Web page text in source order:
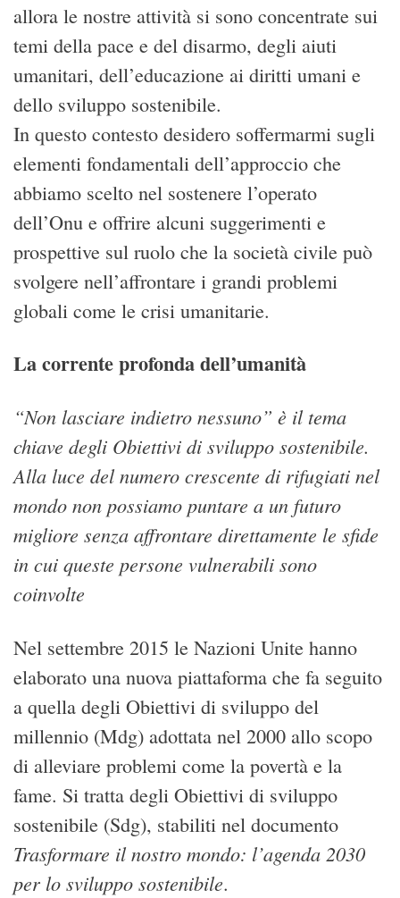
allora le nostre attività si sono concentrate sui
temi della pace e del disarmo, degli aiuti
umanitari, dell’educazione ai diritti umani e
dello sviluppo sostenibile.
In questo contesto desidero soffermarmi sugli
elementi fondamentali dell’approccio che
abbiamo scelto nel sostenere l’operato
dell’Onu e offrire alcuni suggerimenti e
prospettive sul ruolo che la società civile può
svolgere nell’affrontare i grandi problemi
globali come le crisi umanitarie.
La corrente profonda dell’umanità
“Non lasciare indietro nessuno” è il tema
chiave degli Obiettivi di sviluppo sostenibile.
Alla luce del numero crescente di rifugiati nel
mondo non possiamo puntare a un futuro
migliore senza affrontare direttamente le sfide
in cui queste persone vulnerabili sono
coinvolte
Nel settembre 2015 le Nazioni Unite hanno
elaborato una nuova piattaforma che fa seguito
a quella degli Obiettivi di sviluppo del
millennio (Mdg) adottata nel 2000 allo scopo
di alleviare problemi come la povertà e la
fame. Si tratta degli Obiettivi di sviluppo
sostenibile (Sdg), stabiliti nel documento
Trasformare il nostro mondo: l’agenda 2030
per lo sviluppo sostenibile.